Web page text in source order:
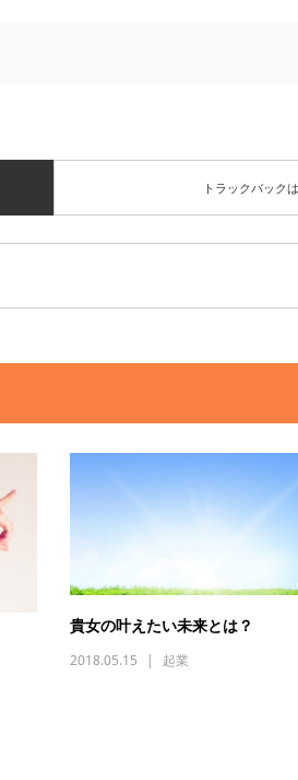
トラックバック
貴女の叶えたい未来とは？
2018.05.15 起業